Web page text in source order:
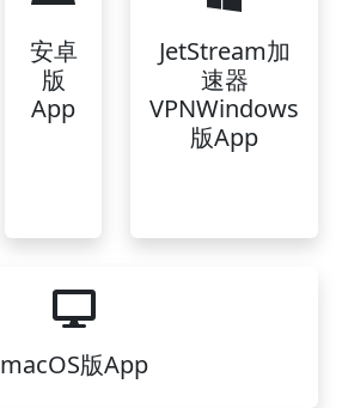
安卓
版
App
JetStream加
速器
VPNWindows
版App
macOS版App